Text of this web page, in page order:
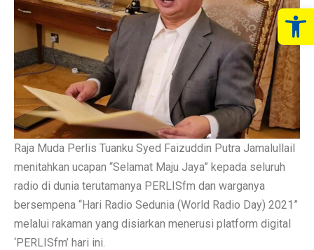
Raja Muda Perlis Tuanku Syed Faizuddin Putra Jamalullail
menitahkan ucapan “Selamat Maju Jaya” kepada seluruh
radio di dunia terutamanya PERLISfm dan warganya
bersempena “Hari Radio Sedunia (World Radio Day) 2021”
melalui rakaman yang disiarkan menerusi platform digital
‘PERLISfm’ hari ini.